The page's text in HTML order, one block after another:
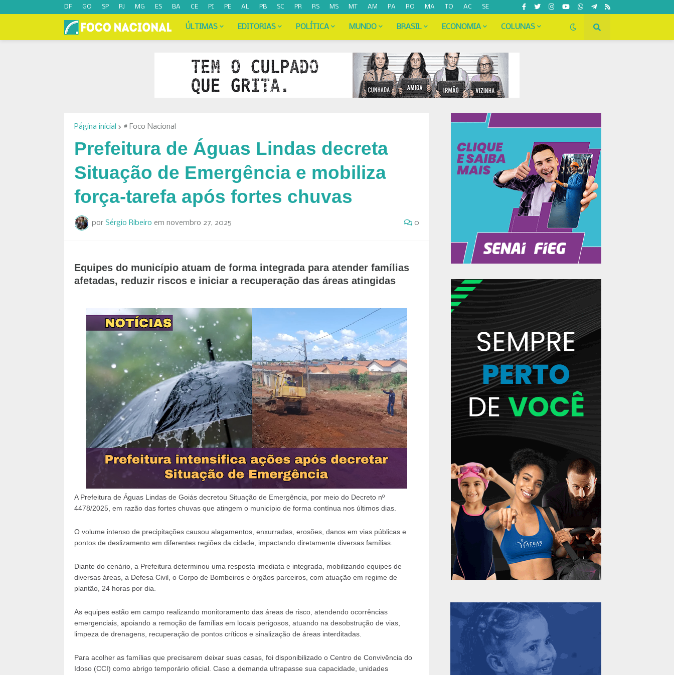
DF GO SP RJ MG ES BA CE PI PE AL PB SC PR RS MS MT AM PA RO MA TO AC SE
ÚLTIMAS EDITORIAS POLÍTICA MUNDO BRASIL ECONOMIA COLUNAS
Página inicial # Foco Nacional
Prefeitura de Águas Lindas decreta
Situação de Emergência e mobiliza
força-tarefa após fortes chuvas
por Sérgio Ribeiro em novembro 27, 2025 0
Equipes do município atuam de forma integrada para atender famílias
afetadas, reduzir riscos e iniciar a recuperação das áreas atingidas
A Prefeitura de Águas Lindas de Goiás decretou Situação de Emergência, por meio do Decreto nº
4478/2025, em razão das fortes chuvas que atingem o município de forma contínua nos últimos dias.
O volume intenso de precipitações causou alagamentos, enxurradas, erosões, danos em vias públicas e
pontos de deslizamento em diferentes regiões da cidade, impactando diretamente diversas famílias.
Diante do cenário, a Prefeitura determinou uma resposta imediata e integrada, mobilizando equipes de
diversas áreas, a Defesa Civil, o Corpo de Bombeiros e órgãos parceiros, com atuação em regime de
plantão, 24 horas por dia.
As equipes estão em campo realizando monitoramento das áreas de risco, atendendo ocorrências
emergenciais, apoiando a remoção de famílias em locais perigosos, atuando na desobstrução de vias,
limpeza de drenagens, recuperação de pontos críticos e sinalização de áreas interditadas.
Para acolher as famílias que precisarem deixar suas casas, foi disponibilizado o Centro de Convivência do
Idoso (CCI) como abrigo temporário oficial. Caso a demanda ultrapasse sua capacidade, unidades